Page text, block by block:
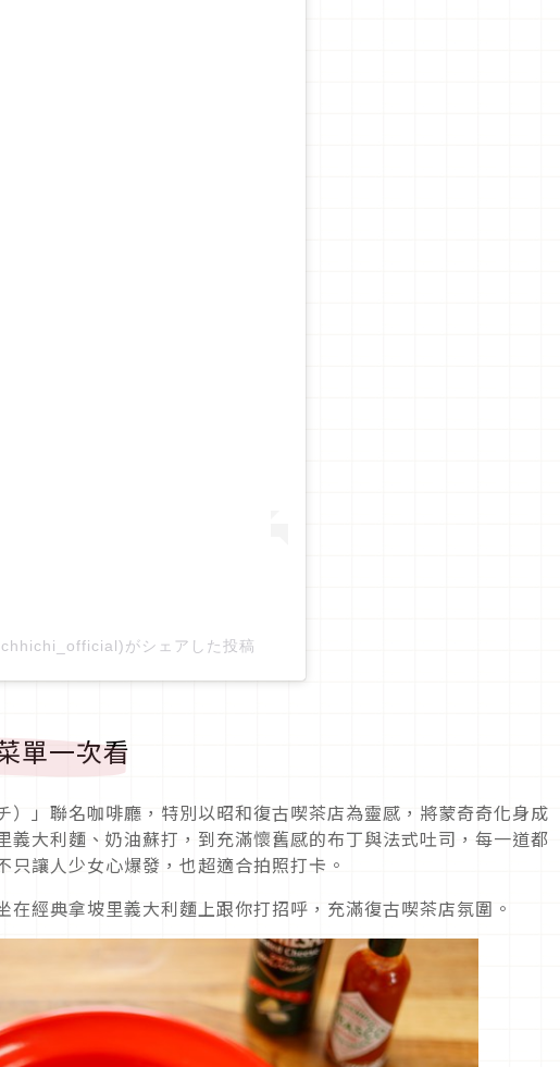
がシェアした投稿
單一次看
）」聯名咖啡廳，特別以昭和復古喫茶店為靈感，將蒙奇奇化身成
義大利麵、奶油蘇打，到充滿懷舊感的布丁與法式吐司，每一道都
讓人少女心爆發，也超適合拍照打卡。
經典拿坡里義大利麵上跟你打招呼，充滿復古喫茶店氛圍。